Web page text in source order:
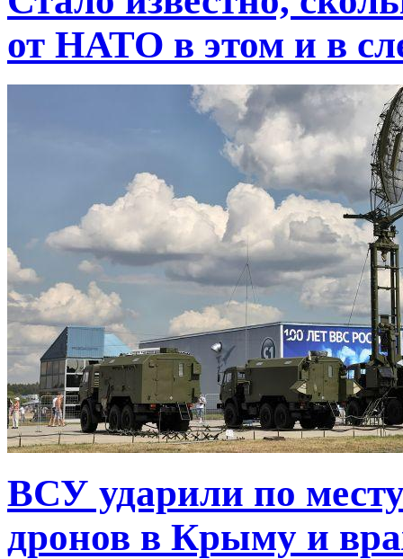
от НАТО в этом и в
ВСУ ударили по
дронов в Крыму и